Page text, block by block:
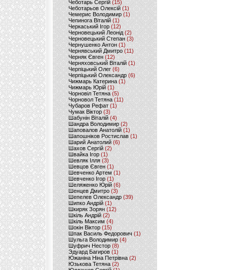
Чеботарь Сергій (15)
Чеботарьов Олексій (1)
Чемерис Володимир (1)
Чепинога Віталій (1)
Черкаський Ігор (12)
Черновецький Леонід(2)
Черновецький Степан (3)
Чернушенко Антон (1)
Чернявський Дмитро(11)
Черняк Євген(12)
Черняховський Віталій (1)
Черпіцький Олег (6)
Черпіцький Олександр (6)
Чижмарь Катерина (1)
Чижмарь Юрій (1)
Чорновіл Тетяна (5)
Чорновол Тетяна (11)
Чубаров Рефат (1)
Чумак Віктор(3)
Шабунін Віталій (4)
Шандра Володимир (2)
Шаповалов Анатолій(1)
Шапошніков Ростислав(1)
Шарий Анатолий(6)
Шахов Сергій(2)
Швайка Ігор (1)
Шевляк Ілля (3)
Шевцов Євген (1)
Шевченко Артем(1)
Шевченко Ігор(1)
Шеляженко Юрій (6)
Шенцев Дмитро (3)
Шепелев Олександр (39)
Шипко Андрій(1)
Шкиряк Зорян(12)
Шкіль Андрій(2)
Шкіль Максим (4)
Шокін Віктор (15)
Шпак Василь Федорович (1)
Шульга Володимир (4)
Шуфрич Нестор(8)
Эдуард Багиров (1)
Южаніна Ніна Петрівна (2)
Юзькова Тетяна(2)